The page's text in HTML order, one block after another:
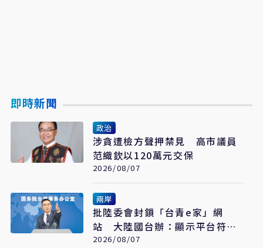
即時新聞
政治
涉貪遭檢方聲押禁見 高市議員
范織欽以120萬元交保
2026/08/07
兩岸
批陸委會封鎖「台青e家」網
站 大陸國台辦：顯示平台符合
台青需求
2026/08/07